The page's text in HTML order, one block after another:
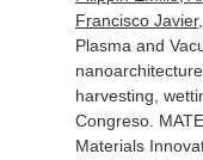
Francisco
Plasma and
harvesting,
Congreso.
Materials